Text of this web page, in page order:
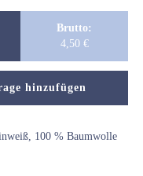
Brutto:
4,50 €
hinzufügen